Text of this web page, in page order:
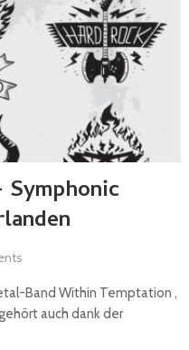
Band Within Temptation ,
auch dank der